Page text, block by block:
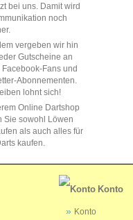
bei uns. Damit wird
noch
vergeben wir hin
Gutscheine an
Fans und
Abonnementen.
lohnt sich!
Online Dartshop
Sie sowohl Löwen
als auch alles für
kaufen.
Konto
Konto